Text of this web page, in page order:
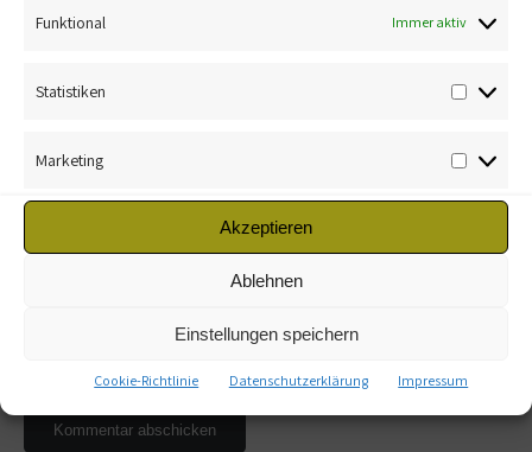
Funktional Immer aktiv
Statistiken
Marketing
Akzeptieren
Ablehnen
Einstellungen speichern
Cookie-Richtlinie Datenschutzerklärung Impressum
Name*